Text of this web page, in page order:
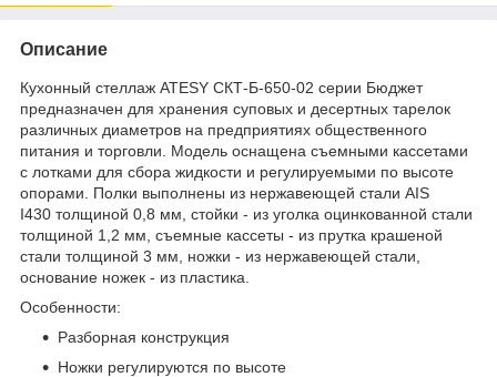
Описание
Кухонный стеллаж ATESY СКТ-Б-650-02 серии Бюджет
предназначен для хранения суповых и десертных тарелок
различных диаметров на предприятиях общественного
питания и торговли. Модель оснащена съемными кассетами
с лотками для сбора жидкости и регулируемыми по высоте
опорами. Полки выполнены из нержавеющей стали AIS
I430 толщиной 0,8 мм, стойки - из уголка оцинкованной стали
толщиной 1,2 мм, съемные кассеты - из прутка крашеной
стали толщиной 3 мм, ножки - из нержавеющей стали,
основание ножек - из пластика.
Особенности:
Разборная конструкция
Ножки регулируются по высоте